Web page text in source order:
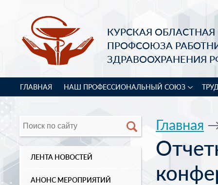
КУРСКАЯ
ПРОФСОЮЗА
ЗДРАВООХРАНЕНИЯ
ГЛАВНАЯ НАШ ПРОФЕССИОНАЛЬНЫЙ СОЮЗ
ЛЕНТА НОВОСТЕЙ
АНОНС МЕРОПРИЯТИЙ
Главная